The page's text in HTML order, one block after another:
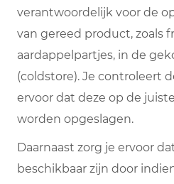
verantwoordelijk voor de
van gereed product, zoals
aardappelpartjes, in de
(coldstore). Je controleert
ervoor dat deze op de
worden opgeslagen.
Daarnaast zorg je ervoor
beschikbaar zijn door